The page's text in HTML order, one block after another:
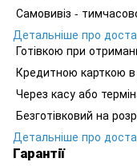
Самовивіз -
Детальніше про
Готівкою при
Кредитною карткою в
Через касу або
Безготівковий на
Детальніше про
Гарантії